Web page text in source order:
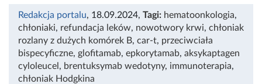
Redakcja portalu, 18.09.2024, Tagi: hematoonkologia,
chłoniaki, refundacja leków, nowotwory krwi, chłoniak
rozlany z dużych komórek B, car-t, przeciwciała
bispecyficzne, glofitamab, epkorytamab, aksykaptagen
cyloleucel , brentuksymab wedotyny, immunoterapia,
chłoniak Hodgkina